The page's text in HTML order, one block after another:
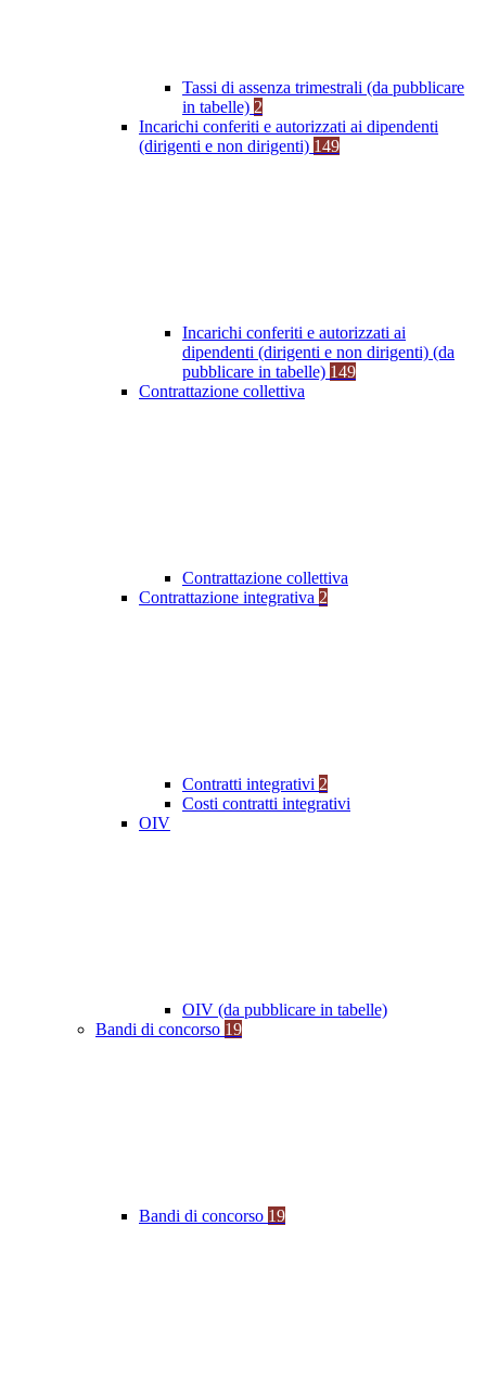
Tassi di assenza trimestrali (da pubblicare
in tabelle) 2
Incarichi conferiti e autorizzati ai dipendenti
(dirigenti e non dirigenti) 149
Incarichi conferiti e autorizzati ai
dipendenti (dirigenti e non dirigenti) (da
pubblicare in tabelle) 149
Contrattazione collettiva
Contrattazione collettiva
Contrattazione integrativa 2
Contratti integrativi 2
Costi contratti integrativi
OIV
OIV (da pubblicare in tabelle)
Bandi di concorso 19
Bandi di concorso 19